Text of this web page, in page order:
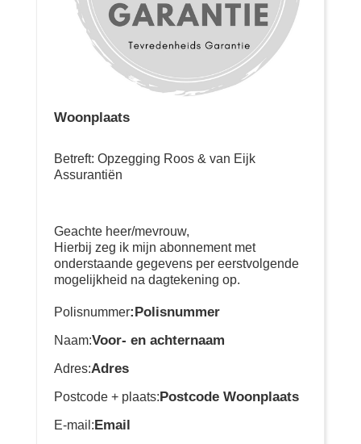
Woonplaats
Betreft: Opzegging Roos & van Eijk
Assurantiën
Geachte heer/mevrouw,
Hierbij zeg ik mijn abonnement met
onderstaande gegevens per eerstvolgende
mogelijkheid na dagtekening op.
Polisnummer:Polisnummer
Naam:Voor- en achternaam
Adres:Adres
Postcode + plaats:Postcode Woonplaats
E-mail:Email